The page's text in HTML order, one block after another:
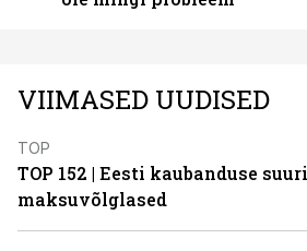
VIIMASED UUDISED
TOP
TOP 152 | Eesti kaubanduse
maksuvõlglased